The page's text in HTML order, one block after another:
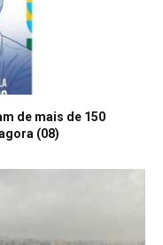
de mais de 150
(08)